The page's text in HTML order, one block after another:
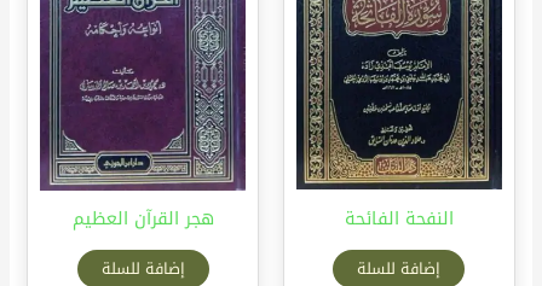
النفحة الفائحة
إضافة للسلة
هجر القرآن العظيم
إضافة للسلة